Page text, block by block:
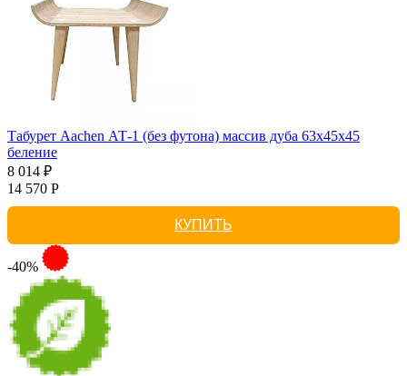
Табурет Aachen АТ-1 (без футона) массив дуба 63х45х45
беление
8 014 ₽
14 570 Р
КУПИТЬ
-40%